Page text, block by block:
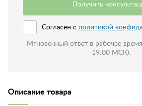
Получить
Согласен с политикой
Мгновенный ответ в рабочее
19:00 МСК).
Описание товара